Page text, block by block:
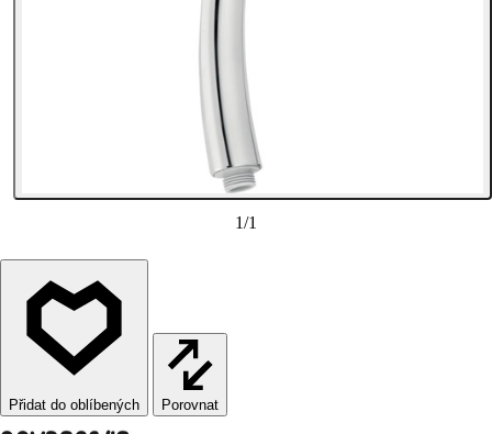
1/1
Porovnat